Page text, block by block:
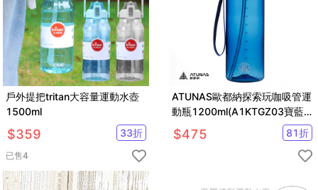
戶外提把tritan大容量運動水壺
1500ml
$359 33折
已售4
ATUNAS歐都納探索玩咖吸管運
動瓶1200ml(A1KTGZ03寶藍/
運動水瓶/吸管水壺)
$475 81折